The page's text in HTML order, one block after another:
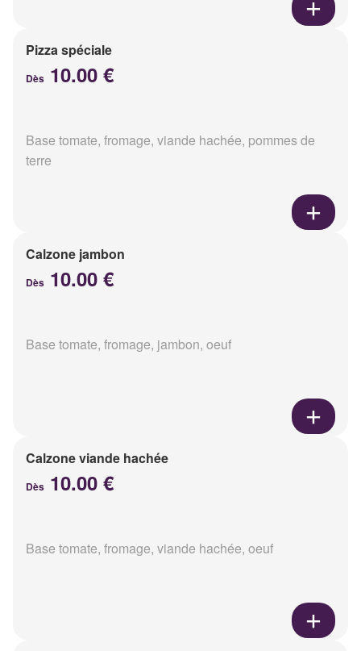
Pizza spéciale
Dès 10.00 €
Base tomate, fromage, viande hachée, pommes de
terre
Calzone jambon
Dès 10.00 €
Base tomate, fromage, jambon, oeuf
Calzone viande hachée
Dès 10.00 €
Base tomate, fromage, viande hachée, oeuf